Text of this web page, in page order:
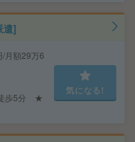
遣]
月額29万6
徒歩5分 ★
気になる!